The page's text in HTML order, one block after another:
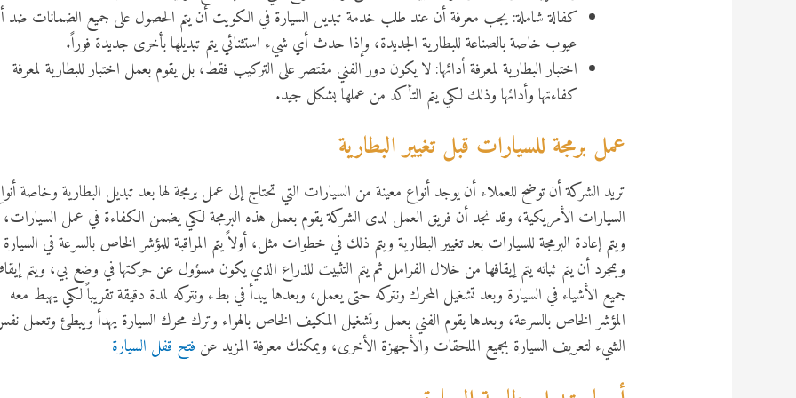
كفالة شاملة: يجب معرفة أن عند طلب خدمة تبديل السيارة في الكويت أن يتم الحصول على جميع الضمانات ضد
عيوب خاصة بالصناعة للبطارية الجديدة، وإذا حدث أي شيء استثنائي يتم تبديلها بأخرى جديدة فوراً.
اختبار البطارية لمعرفة أدائها: لا يكون دور الفني مقتصر على التركيب فقط، بل يقوم بعمل اختبار للبطارية لمعرفة
كفاءتها وأدائها وذلك لكي يتم التأكد من عملها بشكل جيد.
عمل برمجة للسيارات قبل تغيير البطارية
تريد الشركة أن توضح للعملاء أن يوجد أنواع معينة من السيارات التي تحتاج إلى عمل برمجة لها بعد تبديل البطارية وخاصة
السيارات الأمريكية، وقد نجد أن فريق العمل لدى الشركة يقوم بعمل هذه البرمجة لكي يضمن الكفاءة في عمل السيارات،
ويتم إعادة البرمجة للسيارات بعد تغيير البطارية ويتم ذلك في خطوات مثل، أولاً يتم المراقبة للمؤشر الخاص بالسرعة في السيارة
وبمجرد أن يتم ثباته يتم إيقافها من خلال الفرامل ثم يتم التثبيت للذراع الذي يكون مسؤول عن حركتها في وضع بي، ويتم
جميع الأشياء في السيارة وبعد تشغيل المحرك ونتركه حتى يعمل، وبعدها يبدأ في بطء ونتركه لمدة دقيقة تقريباً لكي يهبط معه
المؤشر الخاص بالسرعة، وبعدها يقوم الفني بعمل وتشغيل المكيف الخاص بالهواء وترك محرك السيارة يهدأ ويبطئ وتعمل
الشيء لتعريف السيارة بجميع الملحقات والأجهزة الأخرى، ويمكنك معرفة المزيد عن فتح قفل السيارة